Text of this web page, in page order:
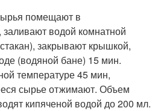
помещают в
водой комнатной
закрывают крышкой,
(водяной бане) 15 мин.
температуре 45 мин,
сырье отжимают. Объем
кипяченой водой до 200 мл.